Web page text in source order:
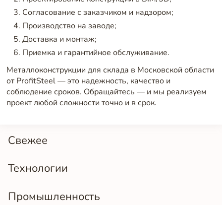
Свежее
Технологии
Промышленность
Согласование с заказчиком и надзором;
Производство на заводе;
Доставка и монтаж;
Приемка и гарантийное обслуживание.
Металлоконструкции для склада в Московской области
от ProfitSteel — это надежность, качество и
соблюдение сроков. Обращайтесь — и мы реализуем
проект любой сложности точно и в срок.